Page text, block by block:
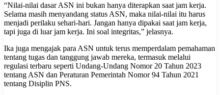
“Nilai-nilai dasar ASN ini bukan hanya diterapkan saat jam kerja.
Selama masih menyandang status ASN, maka nilai-nilai itu harus
menjadi perilaku sehari-hari. Jangan hanya dipakai saat jam kerja,
tapi juga di luar jam kerja. Ini soal integritas,” jelasnya.
Ika juga mengajak para ASN untuk terus memperdalam pemahaman
tentang tugas dan tanggung jawab mereka, termasuk melalui
regulasi terbaru seperti Undang-Undang Nomor 20 Tahun 2023
tentang ASN dan Peraturan Pemerintah Nomor 94 Tahun 2021
tentang Disiplin PNS.